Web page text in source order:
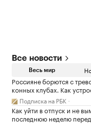
Все новости
Весь мир
Россияне борются с
конных клубах. Как
Подписка на РБК
Как уйти в отпуск и не
последнюю неделю